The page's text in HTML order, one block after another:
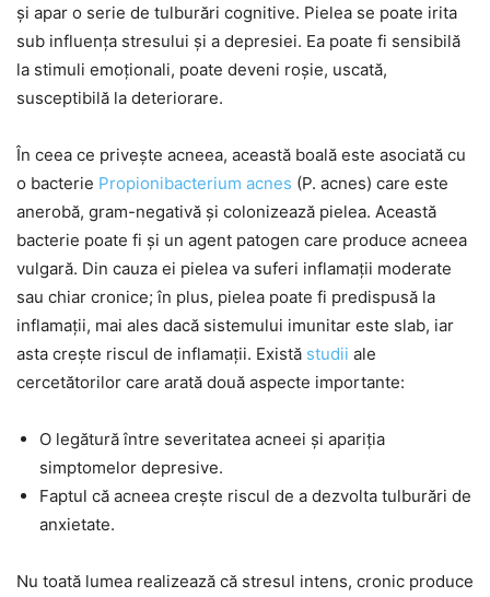
și apar o serie de tulburări cognitive. Pielea se poate irita
sub influența stresului și a depresiei. Ea poate fi sensibilă
la stimuli emoționali, poate deveni roșie, uscată,
susceptibilă la deteriorare.
În ceea ce privește acneea, această boală este asociată cu
o bacterie Propionibacterium acnes (P. acnes) care este
anerobă, gram-negativă și colonizează pielea. Această
bacterie poate fi și un agent patogen care produce acneea
vulgară. Din cauza ei pielea va suferi inflamații moderate
sau chiar cronice; în plus, pielea poate fi predispusă la
inflamații, mai ales dacă sistemului imunitar este slab, iar
asta crește riscul de inflamații. Există studii ale
cercetătorilor care arată două aspecte importante:
O legătură între severitatea acneei și apariția
simptomelor depresive.
Faptul că acneea crește riscul de a dezvolta tulburări de
anxietate.
Nu toată lumea realizează că stresul intens, cronic produce